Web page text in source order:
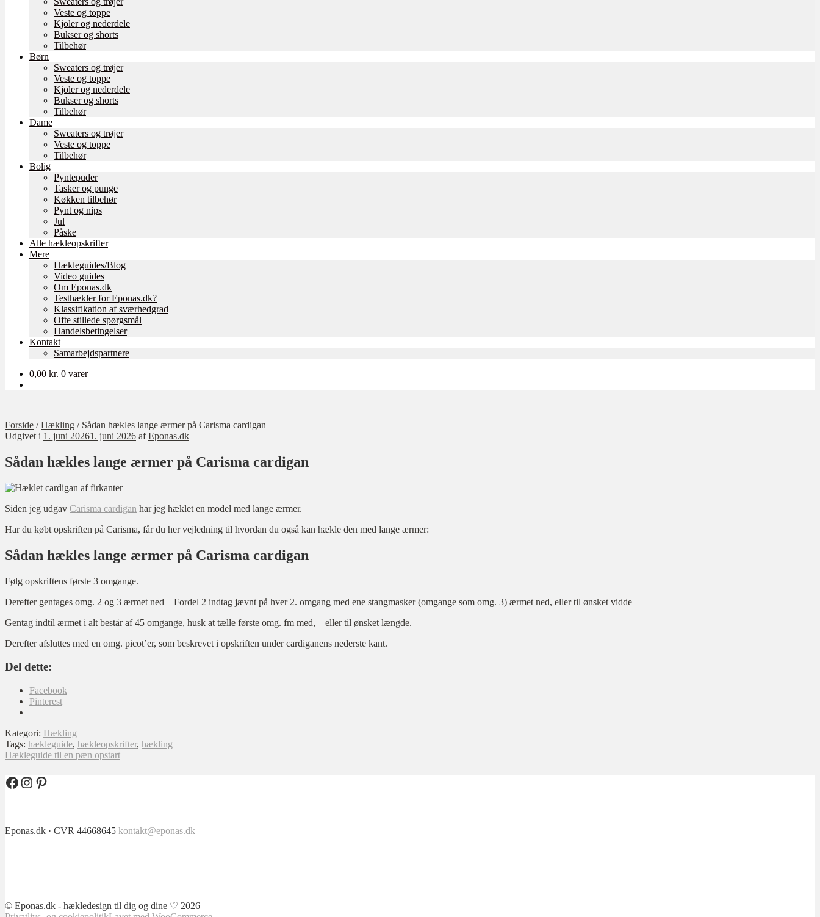
Veste og toppe
Kjoler og nederdele
Bukser og shorts
Tilbehør
Børn
Sweaters og trøjer
Veste og toppe
Kjoler og nederdele
Bukser og shorts
Tilbehør
Dame
Sweaters og trøjer
Veste og toppe
Tilbehør
Bolig
Pyntepuder
Tasker og punge
Køkken tilbehør
Pynt og nips
Jul
Påske
Alle hækleopskrifter
Mere
Hækleguides/Blog
Video guides
Om Eponas.dk
Testhækler for Eponas.dk?
Klassifikation af sværhedgrad
Ofte stillede spørgsmål
Handelsbetingelser
Kontakt
Samarbejdspartnere
0,00 kr. 0 varer
Forside /Hækling / Sådan hækles lange ærmer på Carisma cardigan
Udgivet i 1. juni 20261. juni 2026 afEponas.dk
Sådan hækles lange ærmer på Carisma cardigan
Siden jeg udgav Carisma cardigan har jeg hæklet en model med lange ærmer.
Har du købt opskriften på Carisma, får du her vejledning til hvordan du også kan hækle den med lange ærmer:
Sådan hækles lange ærmer på Carisma cardigan
Følg opskriftens første 3 omgange.
Derefter gentages omg. 2 og 3 ærmet ned – Fordel 2 indtag jævnt på hver 2. omgang med ene stangmasker (omgange som omg. 3) ærmet ned, eller til ønsket vidde
Gentag indtil ærmet i alt består af 45 omgange, husk at tælle første omg. fm med, – eller til ønsket længde.
Derefter afsluttes med en omg. picot’er, som beskrevet i opskriften under cardiganens nederste kant.
Del dette:
Facebook
Pinterest
Kategori: Hækling
Tags: hækleguide, hækleopskrifter, hækling
Indlægsnavigation
Forrige
Hækleguide til en pæn opstart
Facebook
Instagram
Pinterest
Eponas.dk · CVR 44668645 kontakt@eponas.dk
© Eponas.dk - hækledesign til dig og dine ♡ 2026